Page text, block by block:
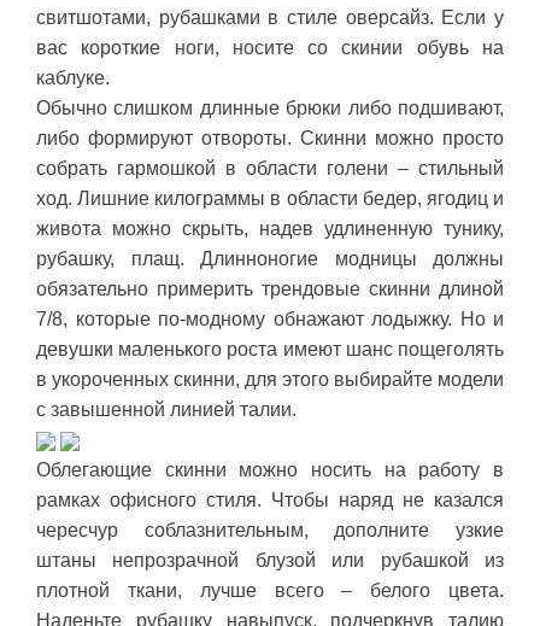
свитшотами, рубашками в стиле оверсайз. Если у
вас короткие ноги, носите со скинии обувь на
каблуке.
Обычно слишком длинные брюки либо подшивают,
либо формируют отвороты. Скинни можно просто
собрать гармошкой в области голени – стильный
ход. Лишние килограммы в области бедер, ягодиц и
живота можно скрыть, надев удлиненную тунику,
рубашку, плащ. Длинноногие модницы должны
обязательно примерить трендовые скинни длиной
7/8, которые по-модному обнажают лодыжку. Но и
девушки маленького роста имеют шанс пощеголять
в укороченных скинни, для этого выбирайте модели
с завышенной линией талии.
Облегающие скинни можно носить на работу в
рамках офисного стиля. Чтобы наряд не казался
чересчур соблазнительным, дополните узкие
штаны непрозрачной блузой или рубашкой из
плотной ткани, лучше всего – белого цвета.
Наденьте рубашку навыпуск, подчеркнув талию